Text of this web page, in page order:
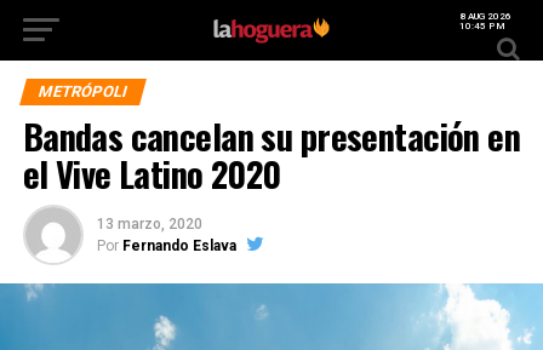
8 AUG 2026
10:45 PM
METRÓPOLI
Bandas cancelan su presentación en
el Vive Latino 2020
13 marzo, 2020
Por Fernando Eslava